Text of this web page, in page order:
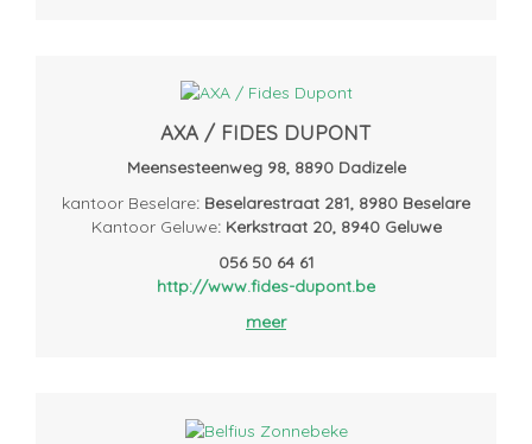
AXA / FIDES DUPONT
Meensesteenweg 98, 8890 Dadizele
kantoor Beselare: Beselarestraat 281, 8980 Beselare
Kantoor Geluwe: Kerkstraat 20, 8940 Geluwe
056 50 64 61
http://www.fides-dupont.be
meer